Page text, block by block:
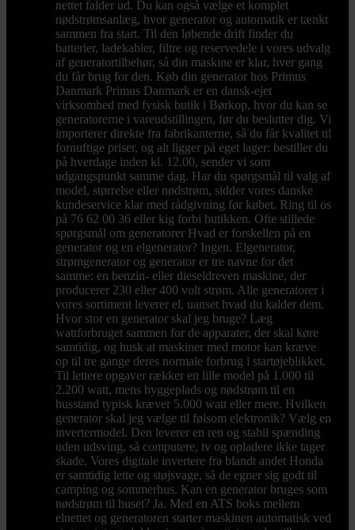
nettet falder ud. Du kan også vælge et komplet
nødstrømsanlæg, hvor generator og automatik er tænkt
sammen fra start. Til den løbende drift finder du
batterier, ladekabler, filtre og reservedele i vores udvalg
af generatortilbehør, så din maskine er klar, hver gang
du får brug for den. Køb din generator hos Primus
Danmark Primus Danmark er en dansk-ejet
virksomhed med fysisk butik i Børkop, hvor du kan se
generatorerne i vareudstillingen, før du beslutter dig. Vi
importerer direkte fra fabrikanterne, så du får kvalitet til
fornuftige priser, og alt ligger på eget lager: bestiller du
på hverdage inden kl. 12.00, sender vi som
udgangspunkt samme dag. Har du spørgsmål til valg af
model, størrelse eller nødstrøm, sidder vores danske
kundeservice klar med rådgivning før købet. Ring til os
på 76 62 00 36 eller kig forbi butikken. Ofte stillede
spørgsmål om generatorer Hvad er forskellen på en
generator og en elgenerator? Ingen. Elgenerator,
strømgenerator og generator er tre navne for det
samme: en benzin- eller dieseldreven maskine, der
producerer 230 eller 400 volt strøm. Alle generatorer i
vores sortiment leverer el, uanset hvad du kalder dem.
Hvor stor en generator skal jeg bruge? Læg
wattforbruget sammen for de apparater, der skal køre
samtidig, og husk at maskiner med motor kan kræve
op til tre gange deres normale forbrug i startøjeblikket.
Til lettere opgaver rækker en lille model på 1.000 til
2.200 watt, mens byggeplads og nødstrøm til en
husstand typisk kræver 5.000 watt eller mere. Hvilken
generator skal jeg vælge til følsom elektronik? Vælg en
invertermodel. Den leverer en ren og stabil spænding
uden udsving, så computere, tv og opladere ikke tager
skade. Vores digitale invertere fra blandt andet Honda
er samtidig lette og støjsvage, så de egner sig godt til
camping og sommerhus. Kan en generator bruges som
nødstrøm til huset? Ja. Med en ATS boks mellem
elnettet og generatoren starter maskinen automatisk ved